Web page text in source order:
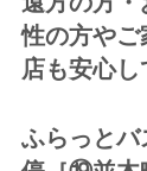
性の方や
店も安心
ふらっと